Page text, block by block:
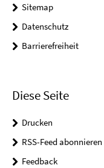
Sitemap
Datenschutz
Barrierefreiheit
Diese Seite
Drucken
RSS-Feed abonnieren
Feedback